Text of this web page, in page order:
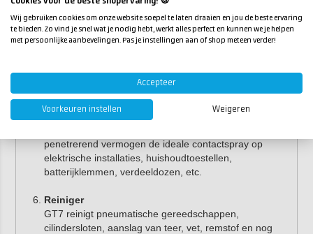
het in werking treedt. Het beschikt over ontklemmende
eigenschappen.
Smeermiddel
een ideaal smeermiddel voor fijne mechanische en
elektrische onderdelen.
Contactspray
penetrerend vermogen de ideale contactspray op
elektrische installaties, huishoudtoestellen,
batterijklemmen, verdeeldozen, etc.
Reiniger
GT7 reinigt pneumatische gereedschappen,
cilindersloten, aanslag van teer, vet, remstof en nog
Wij gebruiken cookies om onze website soepel te laten draaien en jou de beste ervaring
te bieden. Zo vind je snel wat je nodig hebt, werkt alles perfect en kunnen we je helpen
met persoonlijke aanbevelingen. Pas je instellingen aan of shop meteen verder!
Accepteer
Voorkeuren instellen Weigeren